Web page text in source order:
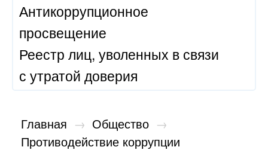
Антикоррупционное
просвещение
Реестр лиц, уволенных в связи
с утратой доверия
Главная → Общество →
Противодействие коррупции